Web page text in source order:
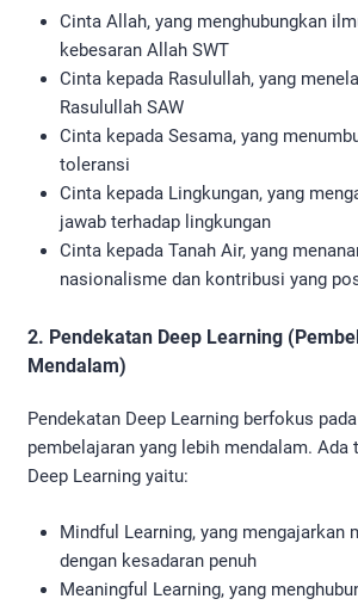
Cinta Allah, yang menghubungkan
kebesaran Allah SWT
Cinta kepada Rasulullah, yang
Rasulullah SAW
Cinta kepada Sesama, yang
toleransi
Cinta kepada Lingkungan, yang
jawab terhadap lingkungan
Cinta kepada Tanah Air, yang
nasionalisme dan kontribusi yang
2. Pendekatan Deep Learning
Mendalam)
Pendekatan Deep Learning berfokus
pembelajaran yang lebih mendalam. Ada
Deep Learning yaitu:
Mindful Learning, yang mengajarkan
dengan kesadaran penuh
Meaningful Learning, yang